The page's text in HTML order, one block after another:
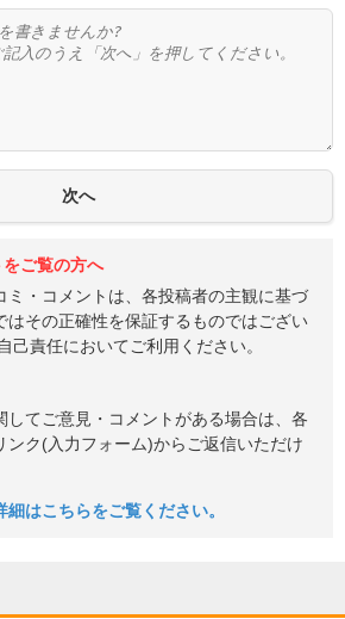
をご覧の方へ
ミ・コメントは、各投稿者の主観に基づ
はその正確性を保証するものではござい
己責任においてご利用ください。
してご意見・コメントがある場合は、各
ンク(入力フォーム)からご返信いただけ
はこちらをご覧ください。